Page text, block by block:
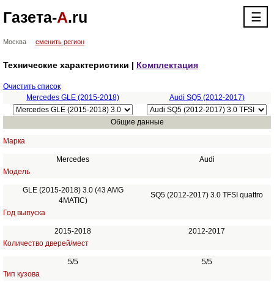
Газета-А.ru ☰
Москва сменить регион
Технические характеристики | Комплектация
Очистить список
Mercedes GLE (2015-2018)
Audi SQ5 (2012-2017)
Общие данные
Марка
Mercedes
Audi
Модель
GLE (2015-2018) 3.0 (43 AMG
4MATIC)
SQ5 (2012-2017) 3.0 TFSI quattro
Год выпуска
2015-2018
2012-2017
Количество дверей/мест
5/5
5/5
Тип кузова